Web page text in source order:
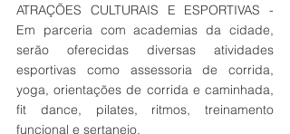
ATRAÇÕES CULTURAIS E ESPORTIVAS -
Em parceria com academias da cidade,
serão oferecidas diversas atividades
esportivas como assessoria de corrida,
yoga, orientações de corrida e caminhada,
fit dance, pilates, ritmos, treinamento
funcional e sertanejo.